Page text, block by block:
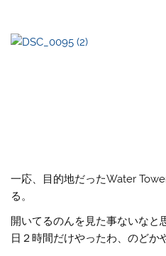
一応、目的地だったWater
る。
開いてるのんを見た事ないなと
日２時間だけやったわ、のどか